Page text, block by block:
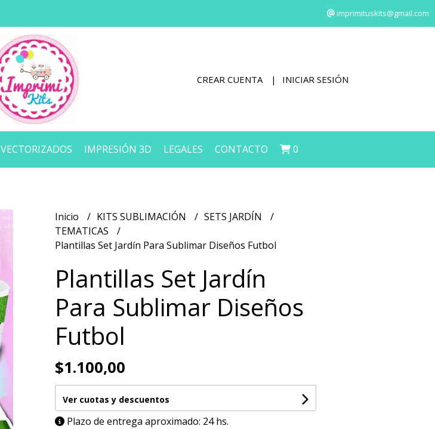
imprimituskits@gmail.com
CREAR CUENTA INICIAR SESIÓN
VECTORIZADOS IMPRESIÓN 3D LEGALES CONTACTO 0
Inicio KITS SUBLIMACIÓN
SETS JARDÍN
TEMATICAS
Plantillas Set Jardín Para Sublimar Diseños Futbol
Plantillas Set Jardín
Para Sublimar Diseños
Futbol
$1.100,00
Ver cuotas y descuentos
Plazo de entrega aproximado: 24 hs.